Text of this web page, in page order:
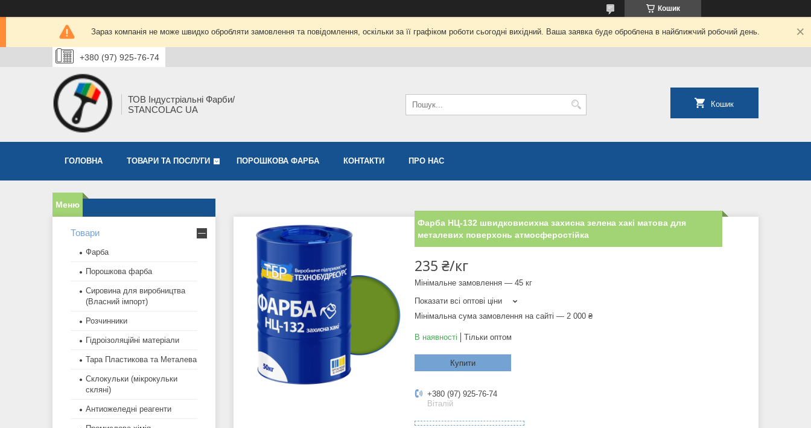
Кошик
Зараз компанія не може швидко обробляти замовлення та повідомлення, оскільки за її графіком роботи сьогодні вихідний. Ваша заявка буде оброблена в найближчий робочий день.
+380 (97) 925-76-74
ТОВ Індустріальні Фарби/
STANCOLAC UA
Кошик
ГОЛОВНА ТОВАРИ ТА ПОСЛУГИ ПОРОШКОВА ФАРБА КОНТАКТИ ПРО НАС
Фарба НЦ-132 швидковисихна захисна зелена хакі матова для
металевих поверхонь атмосферостійка
235 ₴/кг
Мінімальне замовлення — 45 кг
Показати всі оптові ціни
Мінімальна сума замовлення на сайті — 2 000 ₴
В наявності Тільки оптом
Купити
+380 (97) 925-76-74
Віталій
Товари
Фарба
Порошкова фарба
Сировина для виробництва
(Власний імпорт)
Розчинники
Гідроізоляційні матеріали
Тара Пластикова та Металева
Склокульки (мікрокульки
скляні)
Антиожеледні реагенти